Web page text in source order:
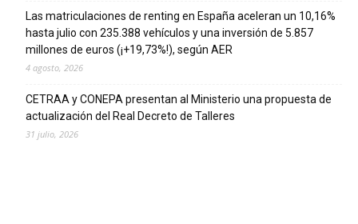
Las matriculaciones de renting en España aceleran un 10,16%
hasta julio con 235.388 vehículos y una inversión de 5.857
millones de euros (¡+19,73%!), según AER
4 agosto, 2026
CETRAA y CONEPA presentan al Ministerio una propuesta de
actualización del Real Decreto de Talleres
31 julio, 2026